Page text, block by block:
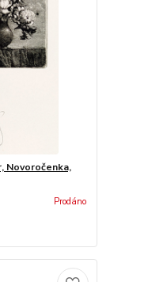
Novoročenka,
Prodáno